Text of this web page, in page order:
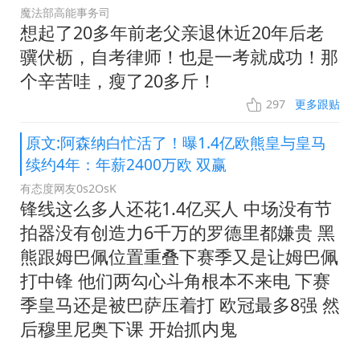
魔法部高能事务司
想起了20多年前老父亲退休近20年后老
骥伏枥，自考律师！也是一考就成功！那
个辛苦哇，瘦了20多斤！
297 更多跟贴
原文:阿森纳白忙活了！曝1.4亿欧熊皇与皇马
续约4年：年薪2400万欧 双赢
有态度网友0s2OsK
锋线这么多人还花1.4亿买人 中场没有节
拍器没有创造力6千万的罗德里都嫌贵 黑
熊跟姆巴佩位置重叠下赛季又是让姆巴佩
打中锋 他们两勾心斗角根本不来电 下赛
季皇马还是被巴萨压着打 欧冠最多8强 然
后穆里尼奥下课 开始抓内鬼